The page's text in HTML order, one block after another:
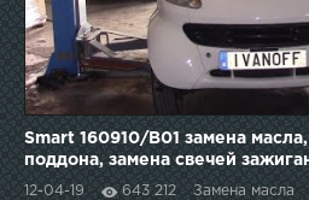
Smart 160910/B01 замена
поддона, замена свечей
12-04-19 643 212 Замена масла